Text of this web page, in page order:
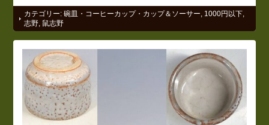
カテゴリー:碗皿・コーヒーカップ・カップ＆ソーサー 1000円以下
志野 鼠志野